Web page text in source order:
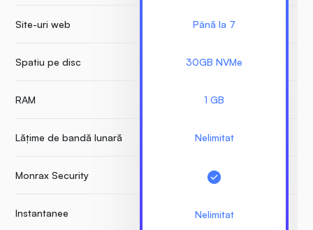
Site-uri web
Spatiu pe disc
RAM
Lățime de bandă lunară
Monrax Security
Instantanee
Până la 7
30GB NVMe
1 GB
Nelimitat
Nelimitat